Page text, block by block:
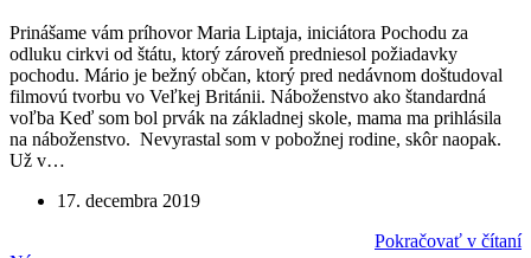
Prinášame vám príhovor Maria Liptaja, iniciátora Pochodu za
odluku cirkvi od štátu, ktorý zároveň predniesol požiadavky
pochodu. Mário je bežný občan, ktorý pred nedávnom doštudoval
filmovú tvorbu vo Veľkej Británii. Náboženstvo ako štandardná
voľba Keď som bol prvák na základnej skole, mama ma prihlásila
na náboženstvo. Nevyrastal som v pobožnej rodine, skôr naopak.
Už v…
17. decembra 2019
Pokračovať v čítaní